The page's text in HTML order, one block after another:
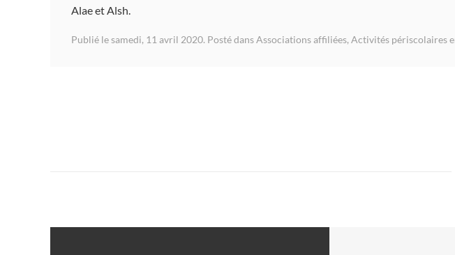
Alae et Alsh.
Publié le samedi, 11 avril 2020. Posté dansAssociations affiliées, Activités périscolaires